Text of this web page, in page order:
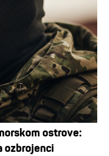
ostrove:
ozbrojenci